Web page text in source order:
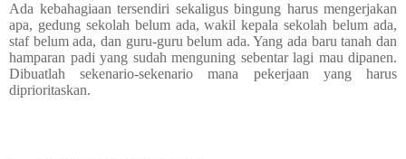
Ada kebahagiaan tersendiri sekaligus bingung harus mengerjakan
apa, gedung sekolah belum ada, wakil kepala sekolah belum ada,
staf belum ada, dan guru-guru belum ada. Yang ada baru tanah dan
hamparan padi yang sudah menguning sebentar lagi mau dipanen.
Dibuatlah sekenario-sekenario mana pekerjaan yang harus
diprioritaskan.